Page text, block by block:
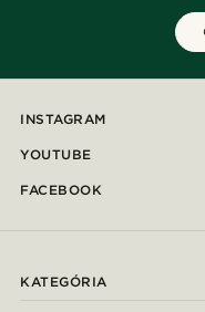
INSTAGRAM
YOUTUBE
FACEBOOK
KATEGÓRIA